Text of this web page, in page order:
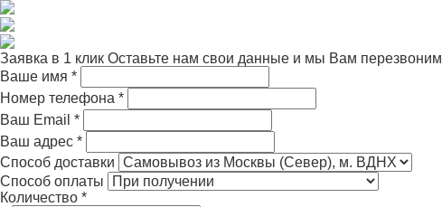
Заявка в 1 клик Оставьте нам свои данные и мы Вам перезвоним
Ваше имя *
Номер телефона *
Ваш Email *
Ваш адрес *
Способ доставки
Способ оплаты
Количество *